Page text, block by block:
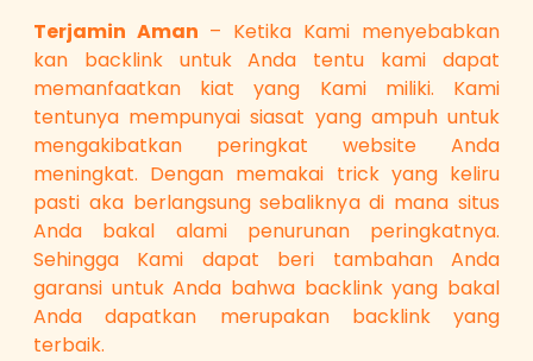
Terjamin Aman – Ketika Kami menyebabkan
kan backlink untuk Anda tentu kami dapat
memanfaatkan kiat yang Kami miliki. Kami
tentunya mempunyai siasat yang ampuh untuk
mengakibatkan peringkat website Anda
meningkat. Dengan memakai trick yang keliru
pasti aka berlangsung sebaliknya di mana situs
Anda bakal alami penurunan peringkatnya.
Sehingga Kami dapat beri tambahan Anda
garansi untuk Anda bahwa backlink yang bakal
Anda dapatkan merupakan backlink yang
terbaik.